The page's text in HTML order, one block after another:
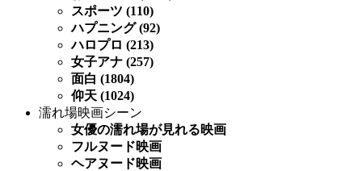
スポーツ (110)
ハプニング (92)
ハロプロ (213)
女子アナ (257)
面白 (1804)
仰天 (1024)
濡れ場映画シーン
女優の濡れ場が見れる映画
フルヌード映画
ヘアヌード映画